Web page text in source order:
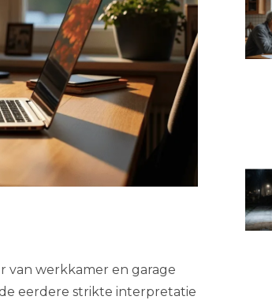
van werkkamer en garage
eerdere strikte interpretatie